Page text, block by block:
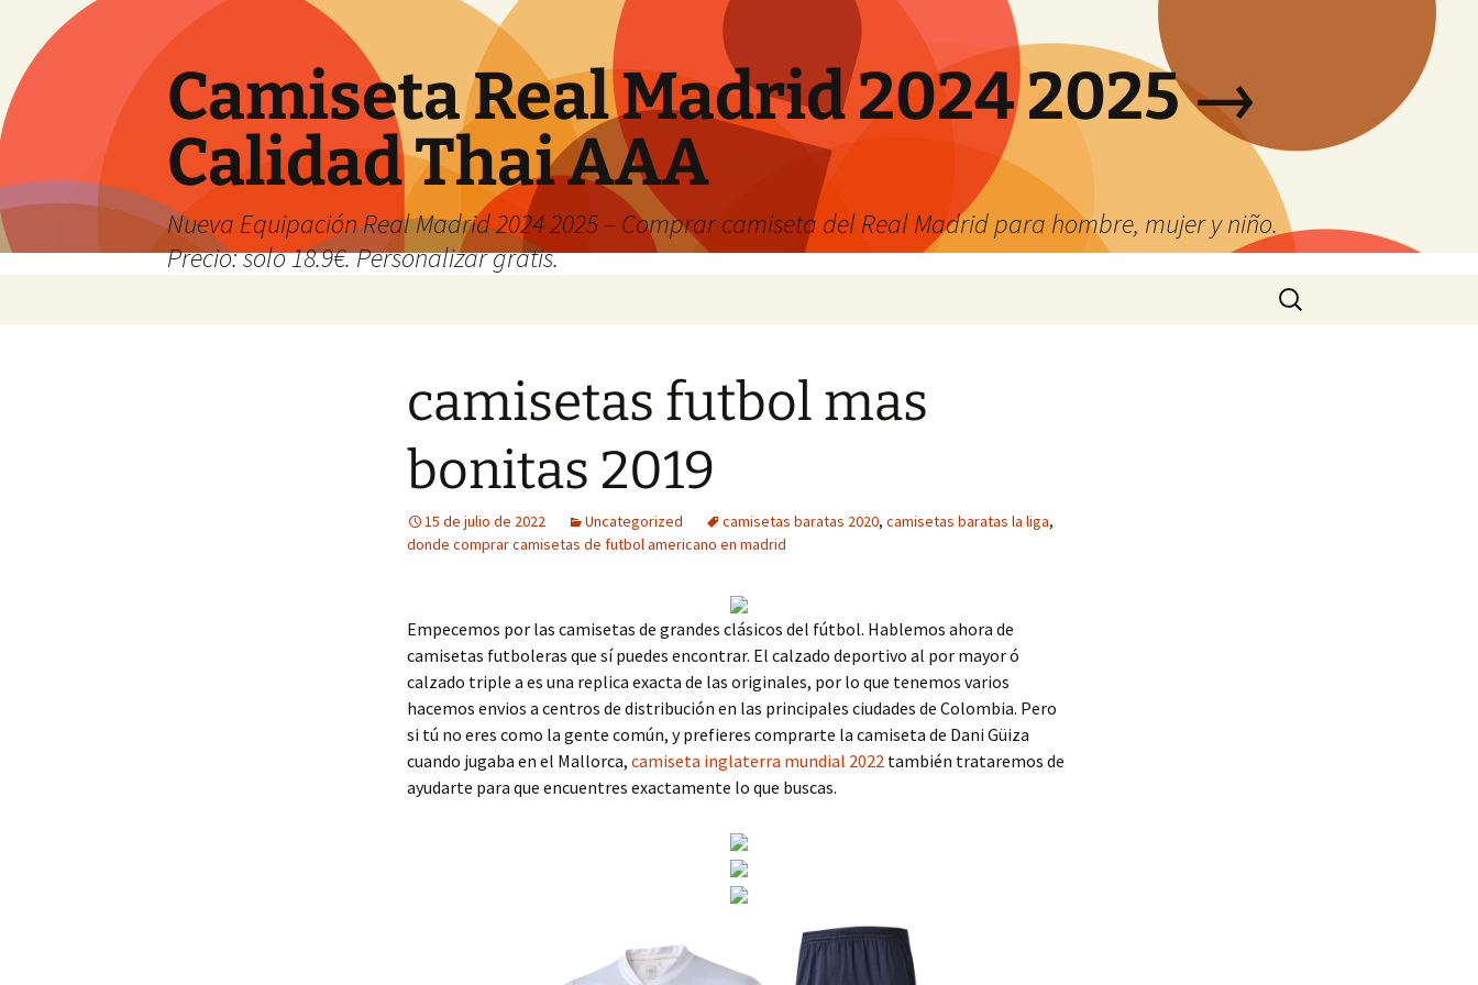
Camiseta Real Madrid 2024 2025 →
Calidad Thai AAA
Nueva Equipación Real Madrid 2024 2025 – Comprar camiseta del Real Madrid para hombre, mujer y niño.
Precio: solo 18.9€. Personalizar gratis.
Buscar:
camisetas futbol mas
bonitas 2019
15 de julio de 2022 Uncategorized camisetas baratas 2020, camisetas baratas la liga,
donde comprar camisetas de futbol americano en madrid
Empecemos por las camisetas de grandes clásicos del fútbol. Hablemos ahora de
camisetas futboleras que sí puedes encontrar. El calzado deportivo al por mayor ó
calzado triple a es una replica exacta de las originales, por lo que tenemos varios
hacemos envios a centros de distribución en las principales ciudades de Colombia. Pero
si tú no eres como la gente común, y prefieres comprarte la camiseta de Dani Güiza
cuando jugaba en el Mallorca, camiseta inglaterra mundial 2022 también trataremos de
ayudarte para que encuentres exactamente lo que buscas.